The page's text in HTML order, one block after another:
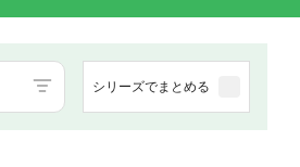
シリーズでまとめる